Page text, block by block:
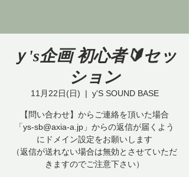
ｙ's企画 初心者🔰セッ
ション
11月22日(日)
  |
y'S SOUND BASE
【問い合わせ】からご連絡を頂いた場合
「ys-sb@axia-a.jp」からの返信が届くよう
にドメイン設定をお願いします
（返信が送れない場合は無効とさせていただ
きますのでご注意下さい）